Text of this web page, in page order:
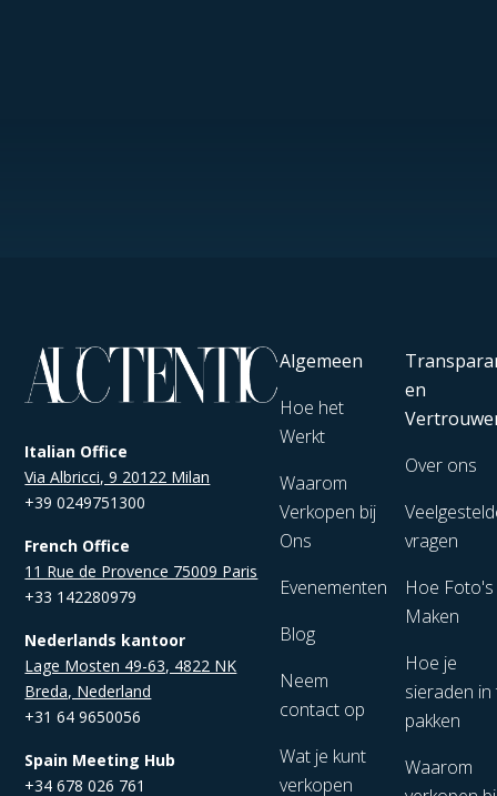
Italian Office
Via Albricci, 9 20122 Milan
+39 0249751300
French Office
11 Rue de Provence 75009 Paris
+33 142280979
Nederlands kantoor
Lage Mosten 49-63, 4822 NK
Breda, Nederland
+31 64 9650056
Spain Meeting Hub
+34 678 026 761
Algemeen
Hoe het
Werkt
Waarom
Verkopen bij
Ons
Evenementen
Blog
Neem
contact op
Wat je kunt
verkopen
en
Over ons
vragen
Hoe
Maken
Hoe je
sieraden in
pakken
Waarom